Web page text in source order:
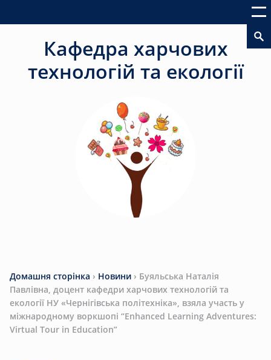
Кафедра харчових
технологій та екології
Домашня сторінка › Новини › Буяльська Наталія
Павлівна, доцент кафедри харчових технологій та
екології НУ «Чернігівська політехніка», взяла участь у
міжнародному воркшопі “Enhanced Learning Adventures:
Virtual Tour in Education”